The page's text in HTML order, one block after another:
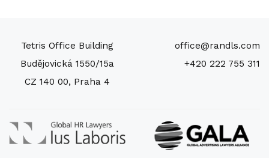
Tetris Office Building
Budějovická 1550/15a
CZ 140 00, Praha 4
office@randls.com
+420 222 755 311